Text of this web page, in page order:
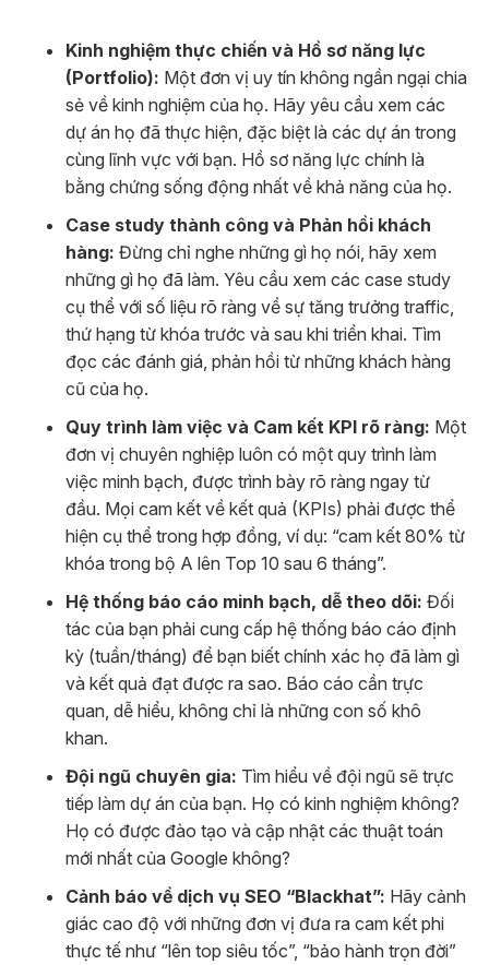
Kinh nghiệm thực chiến và Hồ sơ năng lực
(Portfolio): Một đơn vị uy tín không ngần ngại chia
sẻ về kinh nghiệm của họ. Hãy yêu cầu xem các
dự án họ đã thực hiện, đặc biệt là các dự án trong
cùng lĩnh vực với bạn. Hồ sơ năng lực chính là
bằng chứng sống động nhất về khả năng của họ.
Case study thành công và Phản hồi khách
hàng: Đừng chỉ nghe những gì họ nói, hãy xem
những gì họ đã làm. Yêu cầu xem các case study
cụ thể với số liệu rõ ràng về sự tăng trưởng traffic,
thứ hạng từ khóa trước và sau khi triển khai. Tìm
đọc các đánh giá, phản hồi từ những khách hàng
cũ của họ.
Quy trình làm việc và Cam kết KPI rõ ràng: Một
đơn vị chuyên nghiệp luôn có một quy trình làm
việc minh bạch, được trình bày rõ ràng ngay từ
đầu. Mọi cam kết về kết quả (KPIs) phải được thể
hiện cụ thể trong hợp đồng, ví dụ: “cam kết 80% từ
khóa trong bộ A lên Top 10 sau 6 tháng”.
Hệ thống báo cáo minh bạch, dễ theo dõi: Đối
tác của bạn phải cung cấp hệ thống báo cáo định
kỳ (tuần/tháng) để bạn biết chính xác họ đã làm gì
và kết quả đạt được ra sao. Báo cáo cần trực
quan, dễ hiểu, không chỉ là những con số khô
khan.
Đội ngũ chuyên gia: Tìm hiểu về đội ngũ sẽ trực
tiếp làm dự án của bạn. Họ có kinh nghiệm không?
Họ có được đào tạo và cập nhật các thuật toán
mới nhất của Google không?
Cảnh báo về dịch vụ SEO “Blackhat”: Hãy cảnh
giác cao độ với những đơn vị đưa ra cam kết phi
thực tế như “lên top siêu tốc”, “bảo hành trọn đời”